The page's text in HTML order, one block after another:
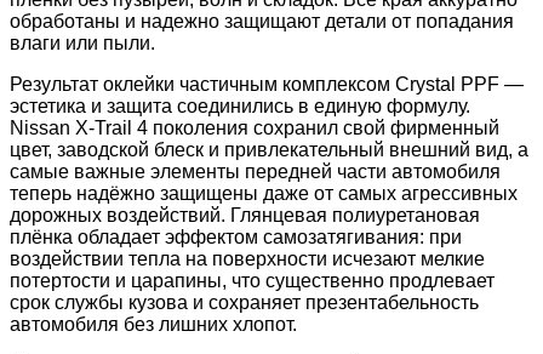
обработаны и надежно защищают детали от попадания
влаги или пыли.
Результат оклейки частичным комплексом Crystal PPF —
эстетика и защита соединились в единую формулу.
Nissan X-Trail 4 поколения сохранил свой фирменный
цвет, заводской блеск и привлекательный внешний вид, а
самые важные элементы передней части автомобиля
теперь надёжно защищены даже от самых агрессивных
дорожных воздействий. Глянцевая полиуретановая
плёнка обладает эффектом самозатягивания: при
воздействии тепла на поверхности исчезают мелкие
потертости и царапины, что существенно продлевает
срок службы кузова и сохраняет презентабельность
автомобиля без лишних хлопот.